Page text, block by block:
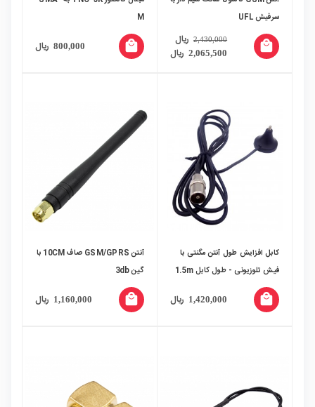
سرفیش UFL
2,065,500 ریال
2,430,000 ریال local_mall
M
800,000 ریال local_mall
کابل افزایش طول آنتن مگنتی با
فیش تلوزیونی - طول کابل 1.5m
1,420,000 ریال local_mall
آنتن GSM/GPRS صاف 10CM با
گین 3db
1,160,000 ریال local_mall